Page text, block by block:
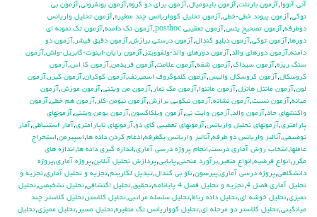
آني آنووا,آزمون بارتلت,آزمون باينوميال,آزمون براي دو گروه,آزمون بونفروني,آزمون بي
توكي,آزمون پيوند خطي-خطي,آزمون تحليل كوواريانس چند متغيره,آزمون تحليل واريانس
دوطرفه,آزمون تصحيح يتس,آزمون تعقيبي posthoc ,آزمون تك دامنه,آزمون تك نمونه اي
دورها,آزمون توكي,آزمون دبليو كندال,آزمون درستي برازش,آزمون دقيق فيشر ,آزمون دو
دامنه,آزمون دورهاي والد,آزمون دورهاي والد-ولفوويتز ,آزمون رايان-اينوت-گابريل-ولش,آزمون
سنگ ريزه,آزمون سيداك,آزمون شفه,آزمون علامت,آزمون فريدمن,آزمون كا اس,آزمون
كروسكال,آزمون كروسكال واليس,آزمون كلموگروف اسميرنف,آزمون كوكران,آزمون كيزر ,آزمون
لون,آزمون مانتل هانزل,آزمون ماننوا,آزمون مك نمار ,آزمون من ويتني,آزمون موزش,آزمون
ميانه,آزمون نسبت,آزمون نشانه,آزمون نيكويي برازش,آزمون نيومن-كلز ,آزمون هم خطي,آزمون
واكنشهاي حاد,آزمون والد,آزمون وايت ني,آزمون ويلكاكسون,آزمون يومن ويتني,آزمونهاي
پارامتري,آزمونهاي تحليل واريانس,آزمونهاي تعقيبي كاي دو,آزمونهاي ناپارامتري,آمار استنباطي,آمار
توضيفي,آناليز واريانس دو طرفه,آناليز واريانس يکطرفه,ادغام كردن داده ها,اسپيرمن,استخراج
عاملها,انتخاب روش آماري درست,انجام پروژه درسي آماري,اندازه گيري داده ها,اندازه هاي
مكرر ,انواع فرضيه,انواع متغير ,برآورد منحني,پايايي,پردازش تحليل آنلاين,پروژه آماري,پروژه
دانشگاهي,پروژه درسي آماري,پيرسون,تاو بي کندال,تبديل لگاريتم,تجزيه و تحليل آماري,تجزيه و
تحليل آماري فصل 4
,تجزيه و تحليل فصل 4 پايانامه ,تحقيق,تحليل اكتشافي,تحليل تشخيصي,تحليل
تميزي,تحليل خوشه اي,تحليل داده رباط,تحليل سلسله مراتبي,تحليل كلاستر ,تحليل كلاستر چند
ميانگيني,تحليل كلاستر دو مرحله اي,تحليل كوواريانس تك متغيره,تحليل مسير ,تحليل مميزي,تحليل